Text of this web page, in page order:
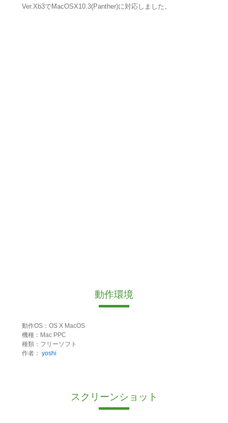
Ver.Xb3でMacOSX10.3(Panther)に対応しました。
動作環境
動作OS：OS X MacOS
機種：Mac PPC
種類：フリーソフト
作者： yoshi
スクリーンショット